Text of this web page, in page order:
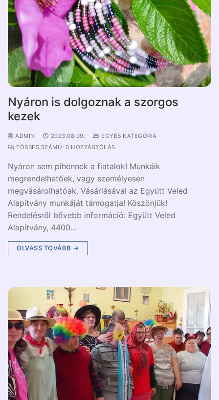
Nyáron is dolgoznak a szorgos
kezek
ADMIN 2023.08.09.
EGYÉB KATEGÓRIA
TÖBBES SZÁMÚ: 0 HOZZÁSZÓLÁS
Nyáron sem pihennek a fiatalok! Munkáik
megrendelhetőek, vagy személyesen
megvásárolhatóak. Vásárlásával az Együtt Veled
Alapítvány munkáját támogatja! Köszönjük!
Rendelésről bővebb információ: Együtt Veled
Alapítvány, 4400…
OLVASS TOVÁBB →